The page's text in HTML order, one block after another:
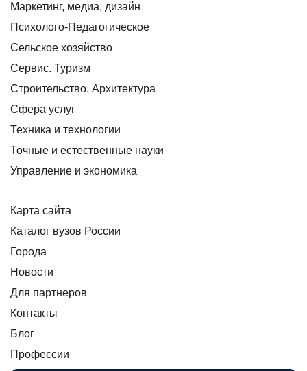
Маркетинг, медиа, дизайн
Психолого-Педагогическое
Сельское хозяйство
Сервис. Туризм
Строительство. Архитектура
Сфера услуг
Техника и технологии
Точные и естественные науки
Управление и экономика
Карта сайта
Каталог вузов России
Города
Новости
Для партнеров
Контакты
Блог
Профессии